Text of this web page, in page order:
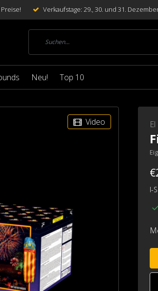
Verkaufstage: 29., 30. und 31.
Neu! Top 10
Video
I-